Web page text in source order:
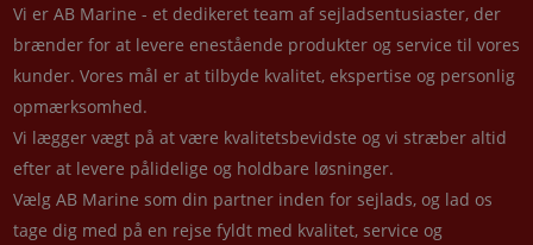
Vi er AB Marine - et dedikeret team af sejladsentusiaster, der
brænder for at levere enestående produkter og service til vores
kunder. Vores mål er at tilbyde kvalitet, ekspertise og personlig
opmærksomhed.
Vi lægger vægt på at være kvalitetsbevidste og vi stræber altid
efter at levere pålidelige og holdbare løsninger.
Vælg AB Marine som din partner inden for sejlads, og lad os
tage dig med på en rejse fyldt med kvalitet, service og